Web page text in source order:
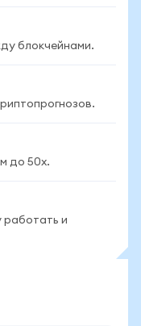
блокчейнами.
до 50x.
работать и